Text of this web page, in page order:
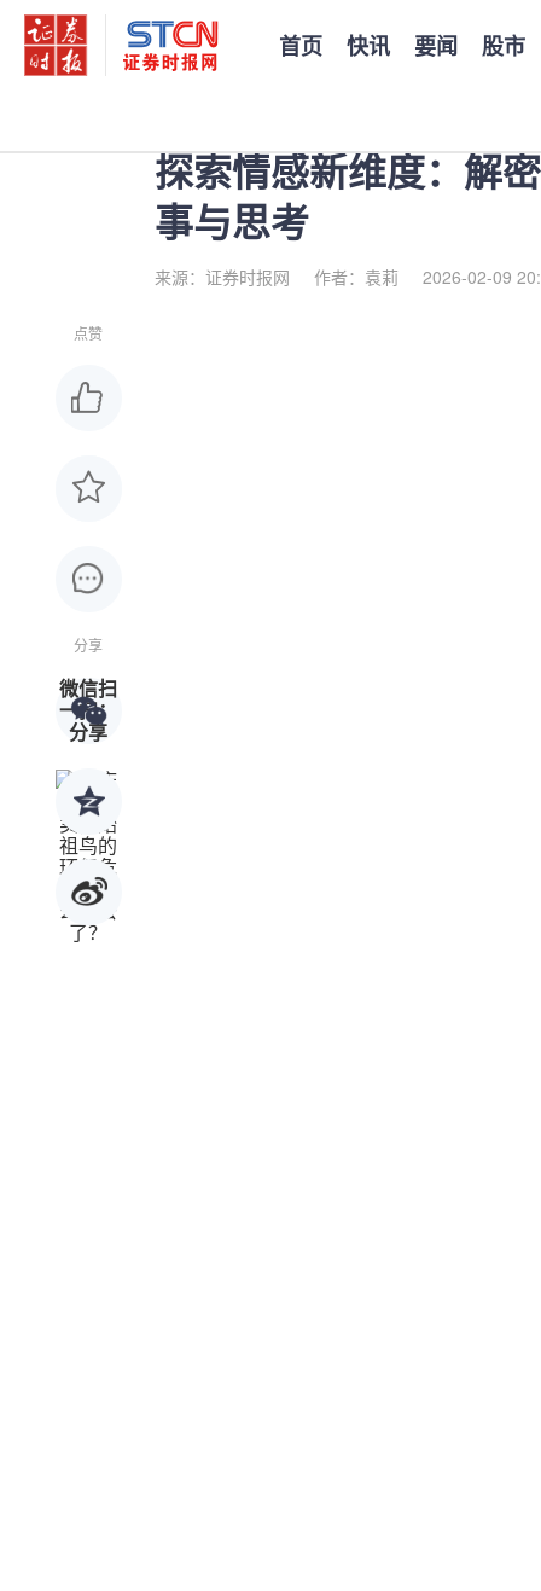
首页 快讯 要闻 股市
探索情感新维度：解
事与思考
来源：证券时报网 作者：袁莉 2026-02-09
点赞
分享
微信扫
一扫：
分享